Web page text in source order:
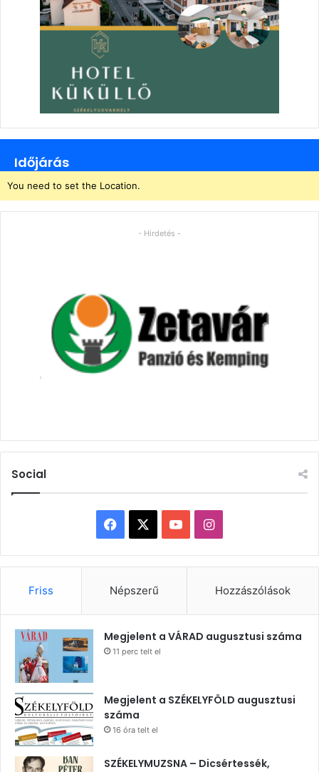
Időjárás
You need to set the Location.
- Hirdetés -
Social
Facebook YouTubeInstagram
Friss Népszerű Hozzászólások
Megjelent a VÁRAD augusztusi száma
11 perc telt el
Megjelent a SZÉKELYFÖLD augusztusi
száma
16 óra telt el
SZÉKELYMUZSNA – Dicsértessék,